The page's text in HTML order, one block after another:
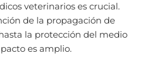
veterinarios es crucial.
de la propagación de
la protección del medio
es amplio.